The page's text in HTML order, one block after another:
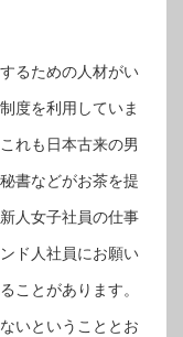
るための人材がい
度を利用していま
れも日本古来の男
書などがお茶を提
人女子社員の仕事
ド人社員にお願い
ことがあります。
いということとお